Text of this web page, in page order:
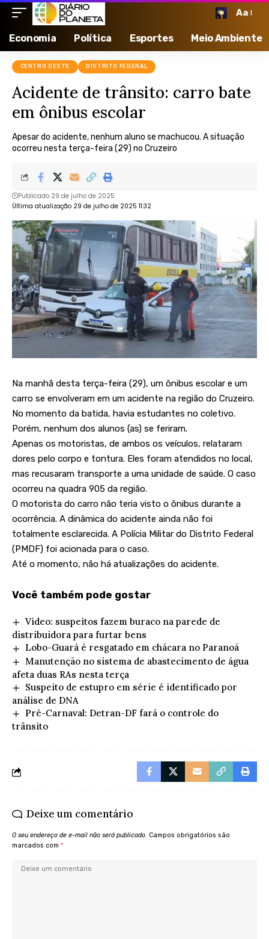
Aa
Economia Política Esportes Meio Ambiente
CENTRO OESTE DISTRITO FEDERAL
Acidente de trânsito: carro bate
em ônibus escolar
Apesar do acidente, nenhum aluno se machucou. A situação
ocorreu nesta terça-feira (29) no Cruzeiro
Última atualização 29 de julho de 2025 11:32
Publicado 29 de julho de 2025
Na manhã desta terça-feira (29), um ônibus escolar e um
carro se envolveram em um acidente na região do Cruzeiro.
No momento da batida, havia estudantes no coletivo.
Porém, nenhum dos alunos (as) se feriram.
Apenas os motoristas, de ambos os veículos, relataram
dores pelo corpo e tontura. Eles foram atendidos no local,
mas recusaram transporte a uma unidade de saúde. O caso
ocorreu na quadra 905 da região.
O motorista do carro não teria visto o ônibus durante a
ocorrência. A dinâmica do acidente ainda não foi
totalmente esclarecida. A Polícia Militar do Distrito Federal
(PMDF) foi acionada para o caso.
Até o momento, não há atualizações do acidente.
Você também pode gostar
Vídeo: suspeitos fazem buraco na parede de
distribuidora para furtar bens
Lobo-Guará é resgatado em chácara no Paranoá
Manutenção no sistema de abastecimento de água
afeta duas RAs nesta terça
Suspeito de estupro em série é identificado por
análise de DNA
Pré-Carnaval: Detran-DF fará o controle do
trânsito
Deixe um comentário
O seu endereço de e-mail não será publicado. Campos obrigatórios são
marcados com *